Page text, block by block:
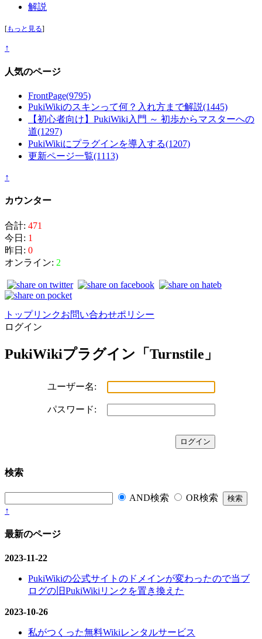
解説
[もっと見る]
↑
人気のページ
FrontPage(9795)
PukiWikiのスキンって何？入れ方まで解説(1445)
【初心者向け】PukiWiki入門 ～ 初歩からマスターへの
道(1297)
PukiWikiにプラグインを導入する(1207)
更新ページ一覧(1113)
↑
カウンター
合計: 471
今日: 1
昨日: 0
オンライン: 2
トップリンクお問い合わせポリシー
ログイン
PukiWikiプラグイン「Turnstile」
ユーザー名:
パスワード:
検索
AND検索
OR検索
↑
最新のページ
2023-11-22
PukiWikiの公式サイトのドメインが変わったので当ブ
ログの旧PukiWikiリンクを置き換えた
2023-10-26
私がつくった無料Wikiレンタルサービス